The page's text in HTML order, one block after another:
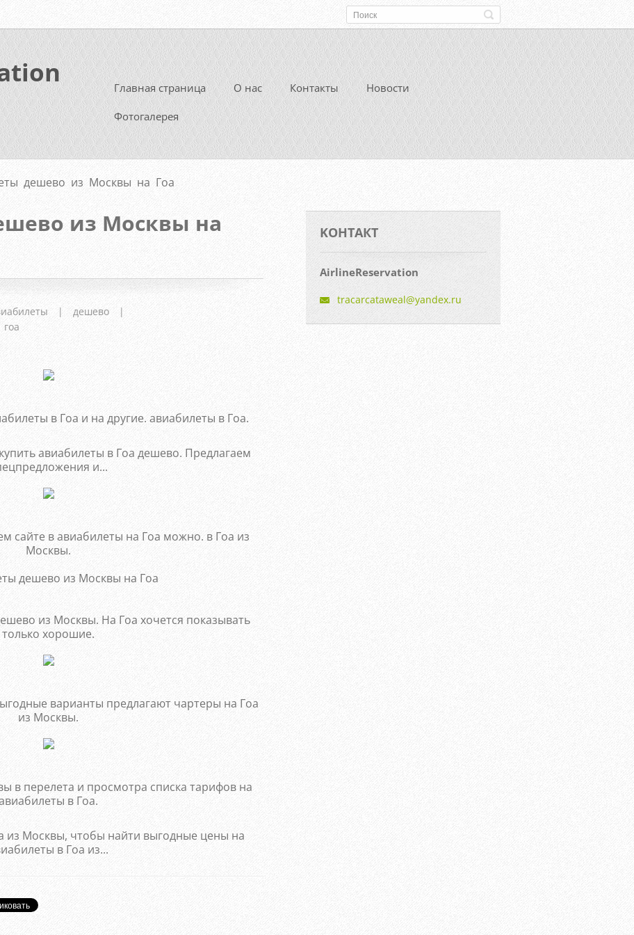
Главная страница О нас Контакты Новости
Фотогалерея
дешево из Москвы на Гоа
из Москвы на
| дешево
|
гоа
в Гоа и на другие. авиабилеты в Гоа.
авиабилеты в Гоа дешево. Предлагаем
и...
сайте в авиабилеты на Гоа можно. в Гоа из
Москвы.
из Москвы. На Гоа хочется показывать
только хорошие.
варианты предлагают чартеры на Гоа
из Москвы.
в перелета и просмотра списка тарифов на
в Гоа.
из Москвы, чтобы найти выгодные цены на
в Гоа из...
KOНТАКТ
AirlineReservation
tracarcataweal@yandex.ru